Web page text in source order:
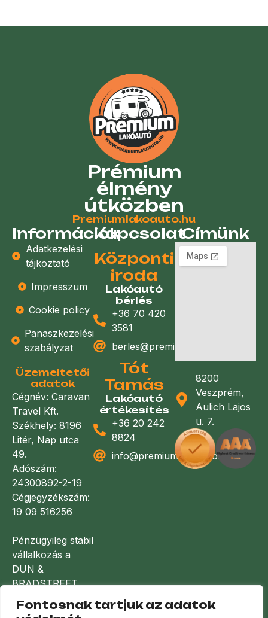
Fontosnak tartjuk az adatok
Prémium
élmény
útközben
Premiumlakoauto.hu
Információk
Adatkezelési
tájkoztató
Impresszum
Cookie policy
Panaszkezelési
szabályzat
Üzemeltetői
adatok
Cégnév: Caravan
Travel Kft.
Székhely: 8196
Litér, Nap utca
49.
Adószám:
24300892-2-19
Cégjegyzékszám:
19 09 516256
Pénzügyileg stabil
vállalkozás a
DUN &
BRADSTREET
alapján
Kapcsolat
Központi
iroda
Lakóautó
bérlés
+36 70 420
3581
berles@premiumlakoauto.hu
Tót
Tamás
Lakóautó
értékesítés
+36 20 242
8824
info@premiumlakoauto.hu
Címünk
8200
Veszprém,
Aulich Lajos
u. 7.